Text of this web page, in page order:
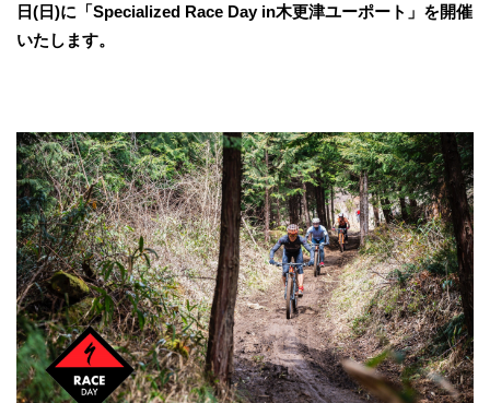
日(日)に「Specialized Race Day in木更津ユーポート」を開催
いたします。